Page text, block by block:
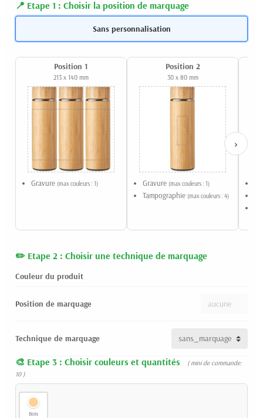
Etape 1 : Choisir la position de marquage
Sans personnalisation
Position 1
213 x 140 mm
Gravure (max couleurs : 1)
Position 2
30 x 80 mm
Gravure (max couleurs : 1)
Tampographie (max couleurs : 4)
›
Etape 2 : Choisir une technique de marquage
Couleur du produit
Position de marquage
Technique de marquage
Etape 3 : Choisir couleurs et quantités
( mini de commande:
10 )
Bois